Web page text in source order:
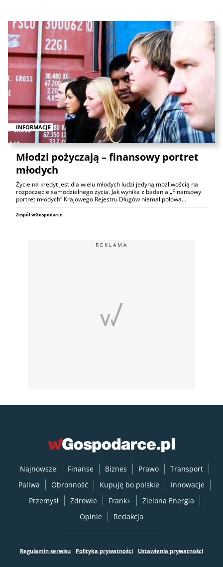
INFORMACJE
Młodzi pożyczają – finansowy portret
młodych
Życie na kredyt jest dla wielu młodych ludzi jedyną możliwością na
rozpoczęcie samodzielnego życia. Jak wynika z badania „Finansowy
portret młodych” Krajowego Rejestru Długów niemal połowa…
Zespół wGospodarce
REKLAMA
Najnowsze Finanse Biznes Prawo
Transport
Paliwa
Obronność Kupuję bo polskie
Innowacje
Przemysł
Zdrowie Frank+
Zielona Energia
Opinie
Redakcja
Regulamin serwisu Polityka prywatności Ustawienia prywatności